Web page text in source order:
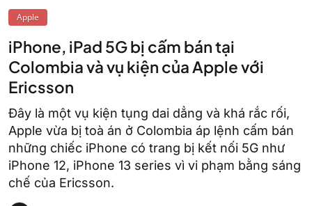
Apple
iPhone, iPad 5G bị cấm bán tại
Colombia và vụ kiện của Apple với
Ericsson
Đây là một vụ kiện tụng dai dẳng và khá rắc rối,
Apple vừa bị toà án ở Colombia áp lệnh cấm bán
những chiếc iPhone có trang bị kết nối 5G như
iPhone 12, iPhone 13 series vì vi phạm bằng sáng
chế của Ericsson.